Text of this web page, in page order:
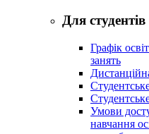
Для студентів
Графік
занять
Умови
навчання